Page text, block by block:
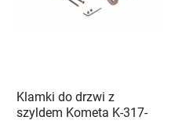
Klamki do drzwi z
szyldem Kometa K-317-